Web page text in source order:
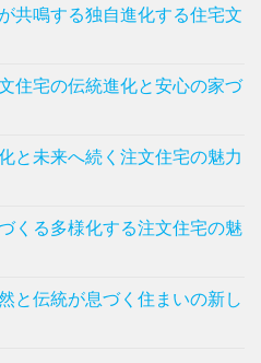
共鳴する独自進化する住宅文
住宅の伝統進化と安心の家づ
と未来へ続く注文住宅の魅力
くる多様化する注文住宅の魅
と伝統が息づく住まいの新し